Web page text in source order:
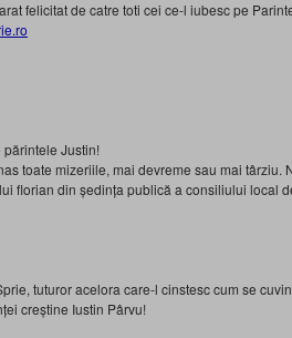
felicitat de catre toti cei ce-l iubesc pe
Justin!
toate mizeriile, mai devreme sau mai târziu.
florian din ședința publică a consiliului local
tuturor acelora care-l cinstesc cum se
creștine Iustin Pârvu!